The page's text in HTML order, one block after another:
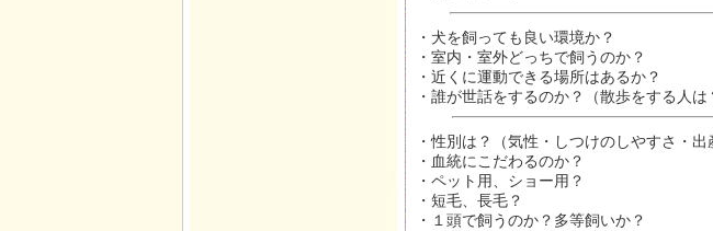
・犬を飼っても良い環境か？
・室内・室外どっちで飼うのか？
・近くに運動できる場所はあるか？
・誰が世話をするのか？（散歩をする人は
・性別は？（気性・しつけのしやすさ・出
・血統にこだわるのか？
・ペット用、ショー用？
・短毛、長毛？
・１頭で飼うのか？多等飼いか？